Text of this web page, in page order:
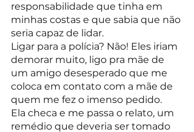
responsabilidade que tinha em
minhas costas e que sabia que não
seria capaz de lidar.
Ligar para a polícia? Não! Eles iriam
demorar muito, ligo pra mãe de
um amigo desesperado que me
coloca em contato com a mãe de
quem me fez o imenso pedido.
Ela checa e me passa o relato, um
remédio que deveria ser tomado